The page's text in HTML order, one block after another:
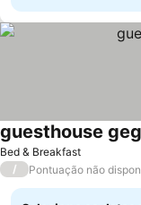
Bed & Breakfast
guesthouse
/ Pontuação não